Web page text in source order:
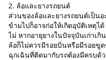
2. ล้อและยางรถยนต์
ส่วนของล้อและยางรถยนต์เป็น
ข้ามไปก็อาจก่อให้เกิดอุบัติเหตุไ
ไม่ หากอายุยางในปัจจุบันเก่าเ
ล้อก็ไม่ควรมีรอยบิ่นหรือมีรอยขู
ฉุกเฉินที่ติดมากับรถต้องมีครบด้